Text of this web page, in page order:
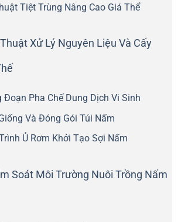
Tiệt Trùng Nâng Cao Giá Thể
Thuật Xử Lý Nguyên Liệu Và Cấy
Đoạn Pha Chế Dung Dịch Vi Sinh
Và Đóng Gói Túi Nấm
Ủ Rơm Khởi Tạo Sợi Nấm
Soát Môi Trường Nuôi Trồng Nấm